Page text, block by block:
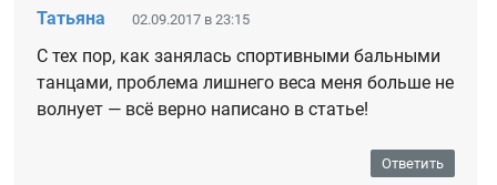
Татьяна 02.09.2017 в 23:15
С тех пор, как занялась спортивными бальными
танцами, проблема лишнего веса меня больше не
волнует — всё верно написано в статье!
Ответить